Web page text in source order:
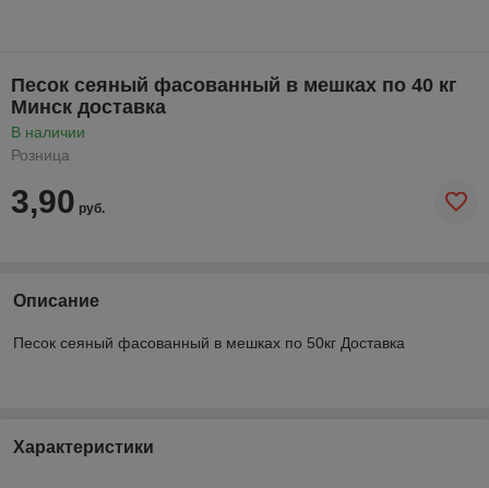
Песок сеяный фасованный в мешках по 40 кг
Минск доставка
В наличии
Розница
3,90 руб.
Описание
Песок сеяный фасованный в мешках по 50кг Доставка
Характеристики